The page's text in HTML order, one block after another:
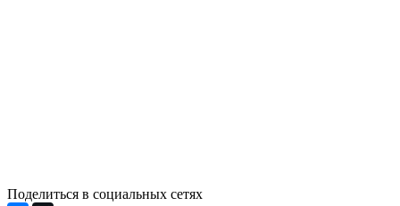
Поделиться в социальных сетях